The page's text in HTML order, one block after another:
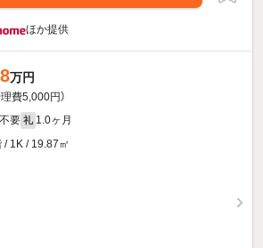
ほか提供
万円
理費5,000円）
不要 礼 1.0ヶ月
/ 1K / 19.87㎡